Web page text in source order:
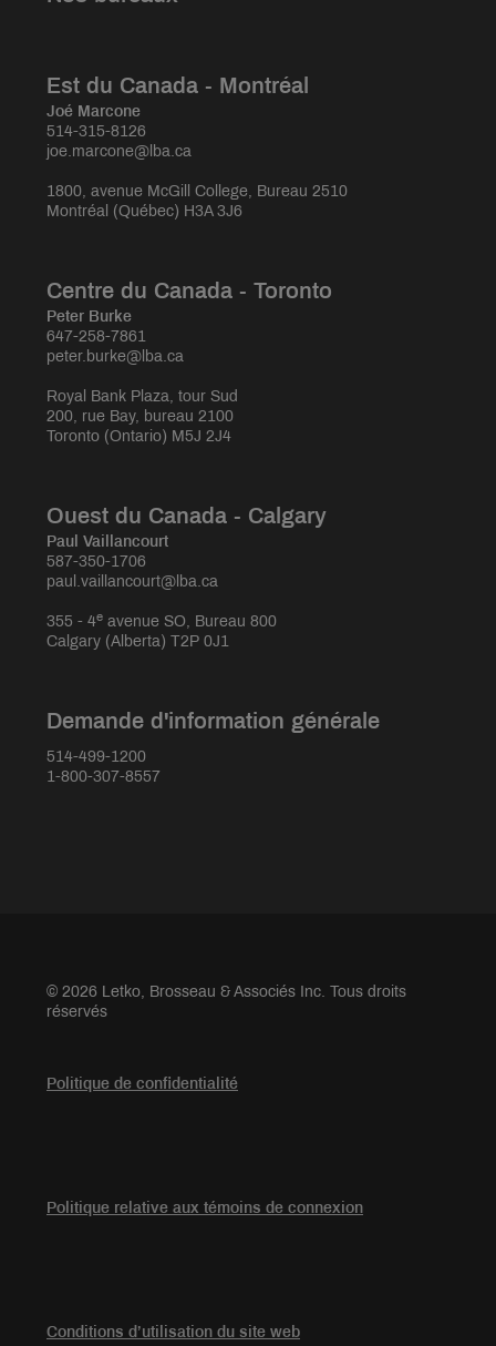
Est du Canada - Montréal
Joé Marcone
514-315-8126
joe.marcone@lba.ca
1800, avenue McGill College, Bureau 2510
Montréal (Québec) H3A 3J6
Centre du Canada - Toronto
Peter Burke
647-258-7861
peter.burke@lba.ca
Royal Bank Plaza, tour Sud
200, rue Bay, bureau 2100
Toronto (Ontario) M5J 2J4
Ouest du Canada - Calgary
Paul Vaillancourt
587-350-1706
paul.vaillancourt@lba.ca
355 - 4e avenue SO, Bureau 800
Calgary (Alberta) T2P 0J1
Demande d'information générale
514-499-1200
1-800-307-8557
© 2026 Letko, Brosseau & Associés Inc. Tous droits
réservés
Politique de confidentialité
Politique relative aux témoins de connexion
Conditions d’utilisation du site web